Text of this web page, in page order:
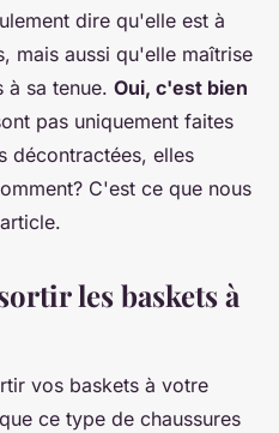
dire qu'elle est à
mais aussi qu'elle maîtrise
sa tenue. Oui, c'est bien
pas uniquement faites
décontractées, elles
C'est ce que nous
les baskets à
vos baskets à votre
ce type de chaussures